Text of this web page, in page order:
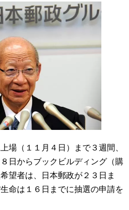
場（１１月４日）まで３週間、
日からブックビルディング（購
望者は、日本郵政が２３日ま
命は１６日までに抽選の申請を